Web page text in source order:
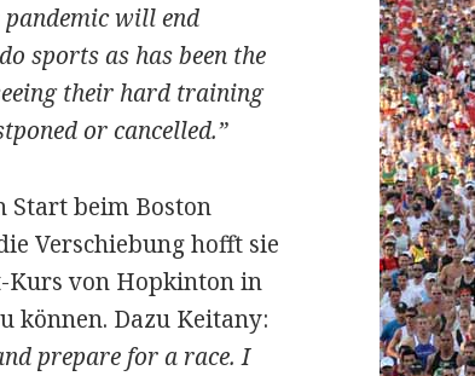
pandemic will end
sports as has been the
their hard training
or cancelled.”
Start beim Boston
Verschiebung hofft sie
Kurs von Hopkinton in
können. Dazu Keitany:
prepare for a race. I